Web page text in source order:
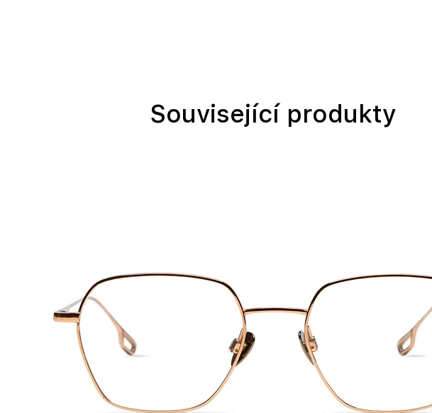
Související produkty